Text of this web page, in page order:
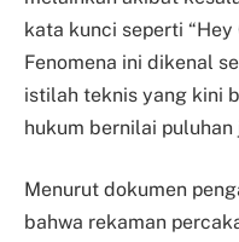
kata kunci seperti “Hey
Fenomena ini dikenal
istilah teknis yang kini
hukum bernilai puluhan
Menurut dokumen
bahwa rekaman